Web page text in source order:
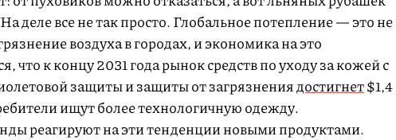
деле все не так просто. Глобальное потепление — это не
воздуха в городах, и экономика на это
что к концу 2031 года рынок средств по уходу за кожей с
защиты и защиты от загрязнениядостигнет$1,4
ищут более технологичную одежду.
реагируют на эти тенденции новыми продуктами.